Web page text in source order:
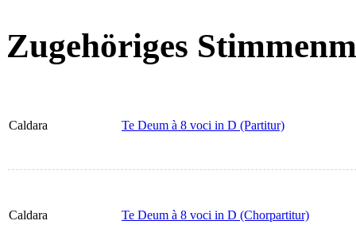
Zugehöriges
Caldara Te Deum à 8 voci in D (Partitur)
Caldara Te Deum à 8 voci in D (Chorpartitur)